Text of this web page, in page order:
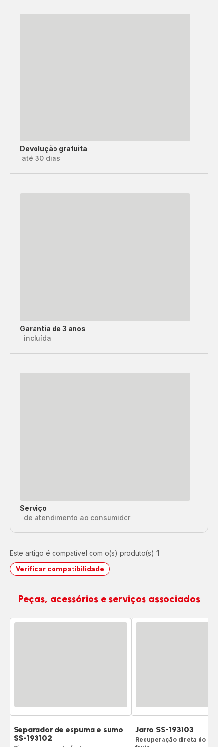
Devolução gratuita
até 30 dias
Garantia de 3 anos
incluída
Serviço
de atendimento ao consumidor
Este artigo é compatível com o(s) produto(s) 1
Verificar compatibilidade
Peças, acessórios e serviços associados
Separador de espuma e sumo
SS-193102
Jarro SS-193103
Recuperação direta do